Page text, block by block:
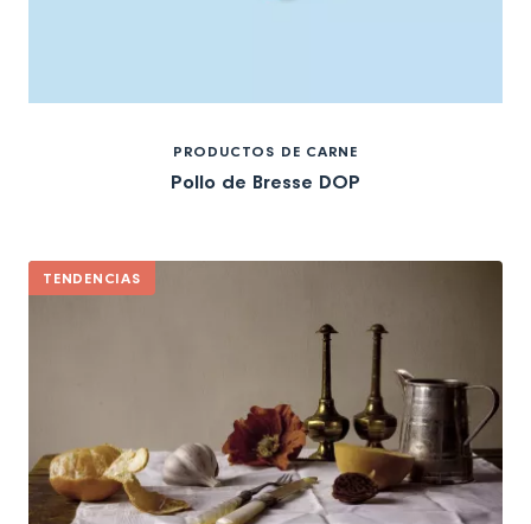
PRODUCTOS DE CARNE
Pollo de Bresse DOP
TENDENCIAS